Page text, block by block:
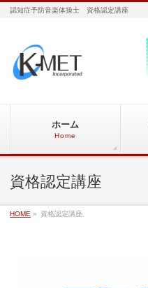
認知症予防音楽体操士 資格認定講座
ホーム
Home
資格認定講座
HOME » 資格認定講座